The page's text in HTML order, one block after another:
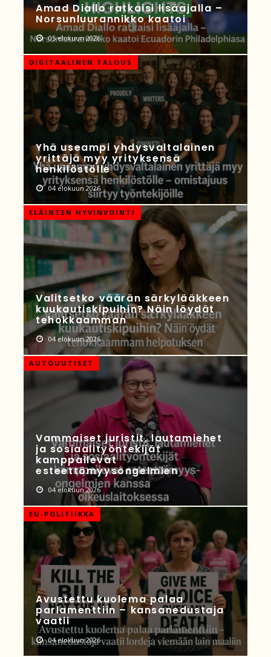
Amad Diallo ratkaisi lisäajalla –
Norsunluurannikko kaatoi
05 elokuun 2026
DIGITAALINEN TALOUS
Yhä useampi yhdysvaltalainen
yrittäjä myy yrityksensä
henkilöstölle
04 elokuun 2026
ELÄINTEN HYVINVOINTI
Valitsetko väärän särkylääkkeen
kuukautiskipuihin? Näin löydät
tehokkaamman
04 elokuun 2026
AUTOUUTISET
Vammaiset juristit, lautamiehet
ja sosiaalityöntekijät
kamppailevat
esteettömyysongelmien
04 elokuun 2026
EU-POLITIIKKA
Avustettu kuolema palaa
parlamenttiin – kansanedustaja
vaatii
04 elokuun 2026